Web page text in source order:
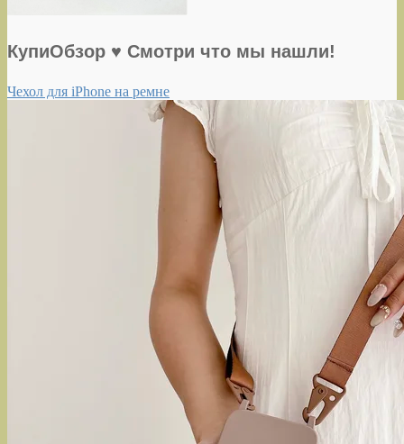
КупиОбзор ♥ Смотри что мы нашли!
Чехол для iPhone на ремне